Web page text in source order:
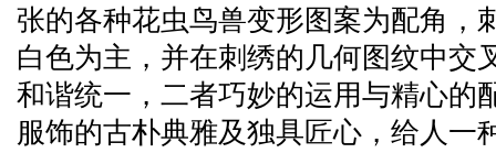
张的各种花虫鸟兽变形图案为配角，
白色为主，并在刺绣的几何图纹中交
和谐统一，二者巧妙的运用与精心的
服饰的古朴典雅及独具匠心，给人一